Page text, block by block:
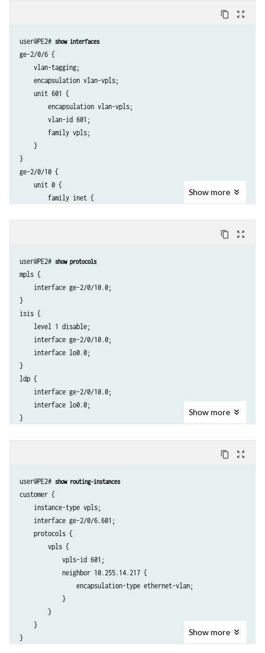
content_copy zoom_out_map
user@PE2# show interfaces
ge-2/0/6 {
    vlan-tagging;
    encapsulation vlan-vpls;
    unit 601 {
        encapsulation vlan-vpls;
        vlan-id 601;
        family vpls;
    }
}
ge-2/0/10 {
    unit 0 {
        family inet {
    }
}
lo0 {
    unit 0 {
        family inet {
            address 10.255.14.216/32;
        }
        family iso {
            address 49.0001.0102.5501.4216.00;
        }
    }
Show more
content_copy zoom_out_map
user@PE2# show protocols
mpls {
    interface ge-2/0/10.0;
}
isis {
    level 1 disable;
    interface ge-2/0/10.0;
    interface lo0.0;
}
ldp {
    interface ge-2/0/10.0;
    interface lo0.0;
Show more
content_copy zoom_out_map
user@PE2# show routing-instances
customer {
    instance-type vpls;
    interface ge-2/0/6.601;
    protocols {
        vpls {
            vpls-id 601;
            neighbor 10.255.14.217 {
                encapsulation-type ethernet-vlan;
            }
        }
    }
Show more